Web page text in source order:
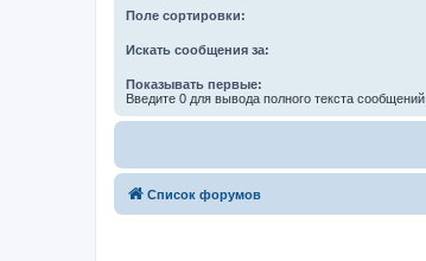
Поле сортировки:
Искать сообщения за:
Показывать первые:
Введите 0 для вывода полного текста сообщений.
Список форумов